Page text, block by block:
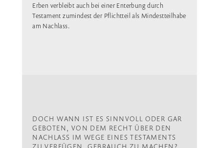
Erben verbleibt auch bei einer Enterbung durch
Testament zumindest der Pflichtteil als Mindestteilhabe
am Nachlass.
DOCH WANN IST ES SINNVOLL ODER GAR
GEBOTEN, VON DEM RECHT ÜBER DEN
NACHLASS IM WEGE EINES TESTAMENTS